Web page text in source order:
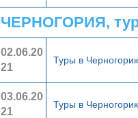
ЧЕРНОГОРИЯ,
02.06.20
21
Туры в
03.06.20
21
Туры в